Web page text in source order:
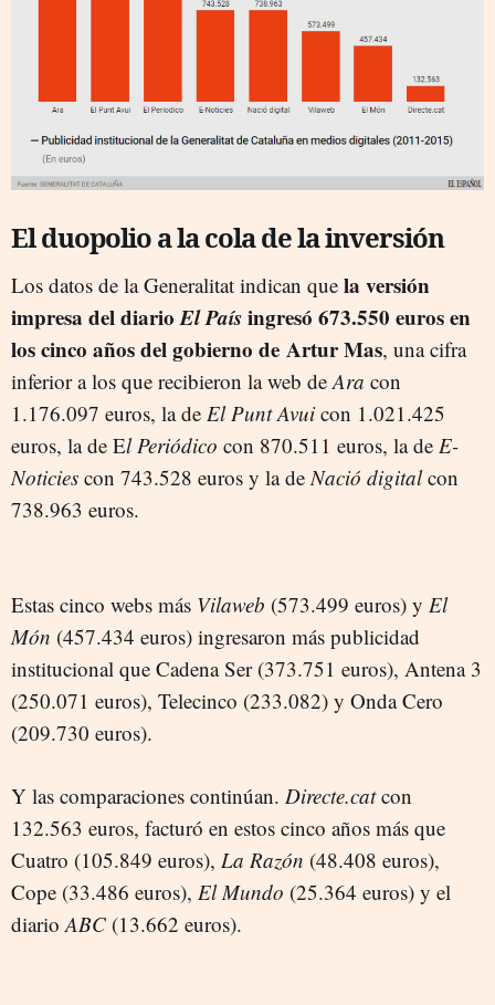
El duopolio a la cola de la inversión
Los datos de la Generalitat indican que la versión
impresa del diarioEl Paísingresó 673.550 euros en
los cinco años del gobierno de Artur Mas, una cifra
inferior a los que recibieron la web de Ara con
1.176.097 euros, la de El Punt Avui con 1.021.425
euros, la de El Periódico con 870.511 euros, la de E-
Noticies con 743.528 euros y la de Nació digitalcon
738.963 euros.
Estas cinco webs más Vilaweb (573.499 euros) y El
Món (457.434 euros) ingresaron más publicidad
institucional que Cadena Ser (373.751 euros), Antena 3
(250.071 euros), Telecinco (233.082) y Onda Cero
(209.730 euros).
Y las comparaciones continúan. Directe.catcon
132.563 euros, facturó en estos cinco años más que
Cuatro (105.849 euros), La Razón (48.408 euros),
Cope (33.486 euros), El Mundo (25.364 euros) y el
diarioABC (13.662 euros).